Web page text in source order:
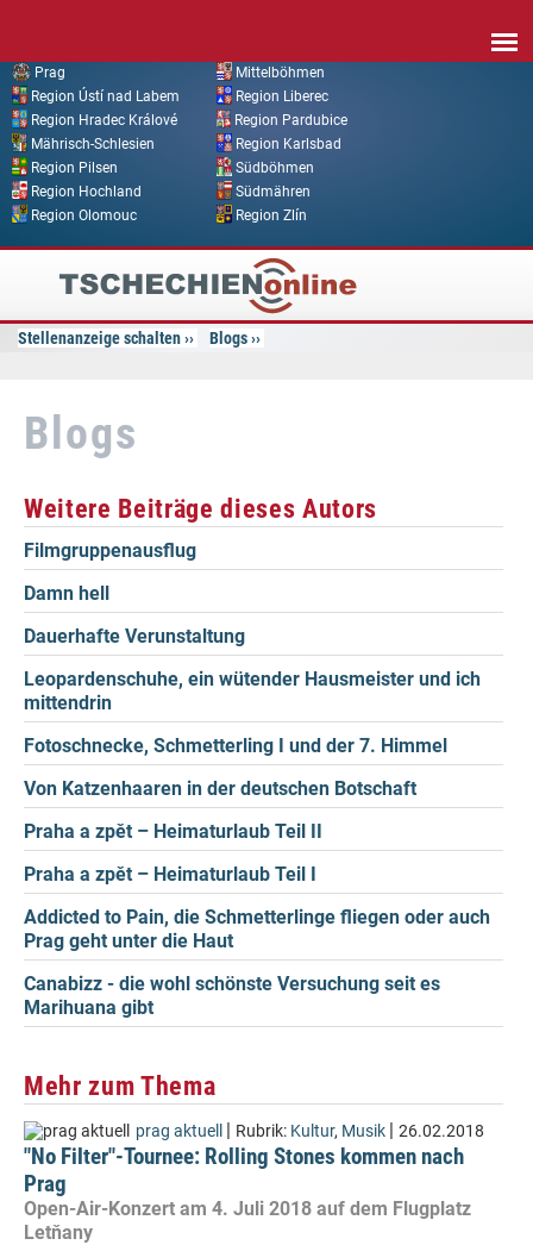
Prag
Mittelböhmen
Region Ústí nad Labem
Region Liberec
Region Hradec Králové
Region Pardubice
Mährisch-Schlesien
Region Karlsbad
Region Pilsen
Südböhmen
Region Hochland
Südmähren
Region Olomouc
Region Zlín
Tschechien
Online
Stellenanzeige schalten Blogs
Blogs
Weitere Beiträge dieses Autors
Filmgruppenausflug
Damn hell
Dauerhafte Verunstaltung
Leopardenschuhe, ein wütender Hausmeister und ich
mittendrin
Fotoschnecke, Schmetterling I und der 7. Himmel
Von Katzenhaaren in der deutschen Botschaft
Praha a zpět – Heimaturlaub Teil II
Praha a zpět – Heimaturlaub Teil I
Addicted to Pain, die Schmetterlinge fliegen oder auch
Prag geht unter die Haut
Canabizz - die wohl schönste Versuchung seit es
Marihuana gibt
Mehr zum Thema
prag aktuell | Rubrik: Kultur, Musik | 26.02.2018
"No Filter"-Tournee: Rolling Stones kommen nach
Prag
Open-Air-Konzert am 4. Juli 2018 auf dem Flugplatz
Letňany